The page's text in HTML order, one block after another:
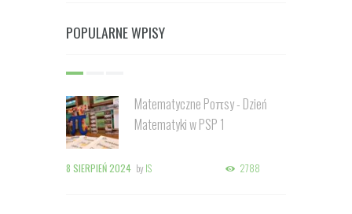
POPULARNE WPISY
Matematyczne Poπsy - Dzień
Matematyki w PSP 1
8 SIERPIEŃ 2024 by IS 2788